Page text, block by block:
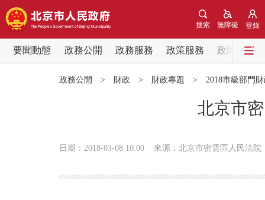
登錄
無障礙
搜索
要聞動態 政務公開 政務服務 政策服務
政民互動
政務公開 > 財政 > 財政專題 > 2018市級部門
北京市
日期：2018-03-08 10:00 來源：北京市密雲區人民法院